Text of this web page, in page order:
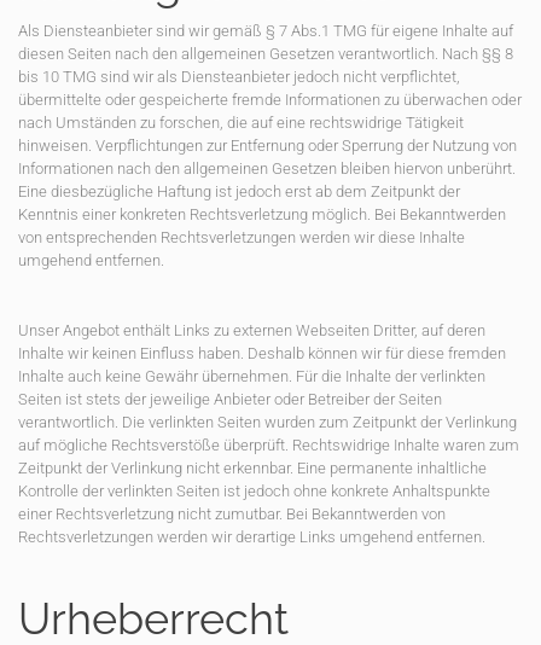
Als Diensteanbieter sind wir gemäß § 7 Abs.1 TMG für eigene Inhalte auf
diesen Seiten nach den allgemeinen Gesetzen verantwortlich. Nach §§ 8
bis 10 TMG sind wir als Diensteanbieter jedoch nicht verpflichtet,
übermittelte oder gespeicherte fremde Informationen zu überwachen oder
nach Umständen zu forschen, die auf eine rechtswidrige Tätigkeit
hinweisen. Verpflichtungen zur Entfernung oder Sperrung der Nutzung von
Informationen nach den allgemeinen Gesetzen bleiben hiervon unberührt.
Eine diesbezügliche Haftung ist jedoch erst ab dem Zeitpunkt der
Kenntnis einer konkreten Rechtsverletzung möglich. Bei Bekanntwerden
von entsprechenden Rechtsverletzungen werden wir diese Inhalte
umgehend entfernen.
Unser Angebot enthält Links zu externen Webseiten Dritter, auf deren
Inhalte wir keinen Einfluss haben. Deshalb können wir für diese fremden
Inhalte auch keine Gewähr übernehmen. Für die Inhalte der verlinkten
Seiten ist stets der jeweilige Anbieter oder Betreiber der Seiten
verantwortlich. Die verlinkten Seiten wurden zum Zeitpunkt der Verlinkung
auf mögliche Rechtsverstöße überprüft. Rechtswidrige Inhalte waren zum
Zeitpunkt der Verlinkung nicht erkennbar. Eine permanente inhaltliche
Kontrolle der verlinkten Seiten ist jedoch ohne konkrete Anhaltspunkte
einer Rechtsverletzung nicht zumutbar. Bei Bekanntwerden von
Rechtsverletzungen werden wir derartige Links umgehend entfernen.
Urheberrecht